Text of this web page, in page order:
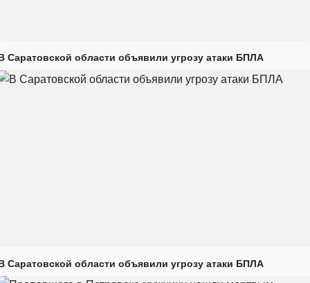
Саратовской области объявили угрозу атаки БПЛА
Саратовской области объявили угрозу атаки БПЛА